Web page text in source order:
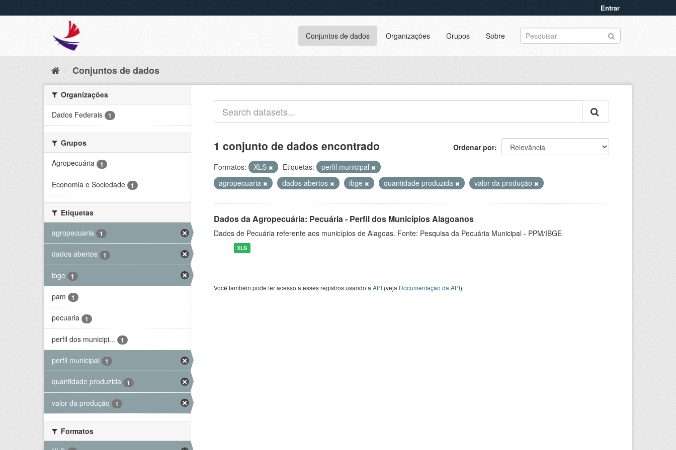
Entrar
Conjuntos de dados Organizações Grupos Sobre
Conjuntos de dados
Organizações
Dados Federais
1
Grupos
Agropecuária
1
Economia e Sociedade 1
Etiquetas
agropecuaria
1
dados abertos 1
ibge 1
pam 1
pecuaria 1
perfil dos municipi... 1
perfil municipal 1
quantidade produzida 1
valor da produção 1
Formatos
Ordenar por
1 conjunto de dados encontrado
Formatos: XLS Etiquetas:
perfil municipal
agropecuaria
dados abertos ibge quantidade produzida valor da produção
Dados da Agropecuária: Pecuária - Perfil dos Municípios Alagoanos
Dados de Pecuária referente aos municípios de Alagoas. Fonte: Pesquisa da Pecuária Municipal - PPM/IBGE
XLS
Você também pode ter acesso a esses registros usando a API (veja Documentação da API).